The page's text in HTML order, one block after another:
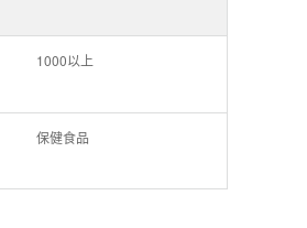
1000以上
保健食品